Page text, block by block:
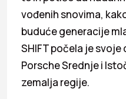
vođenih snovima,
buduće generacije
SHIFT počela je
Porsche Srednje i
zemalja regije.